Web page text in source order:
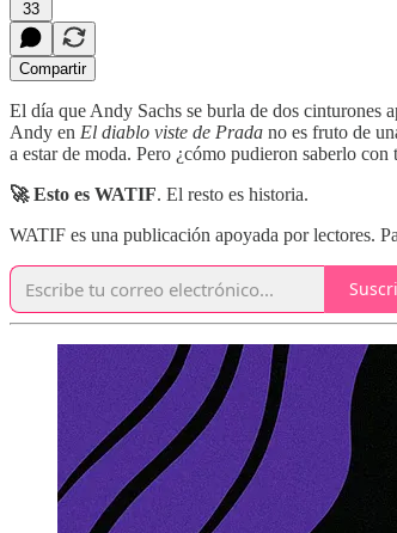
33
Compartir
El día que Andy Sachs se burla de dos cinturones
Andy en El diablo viste de Prada no es fruto de
a estar de moda. Pero ¿cómo pudieron saberlo
🚀 Esto es WATIF. El resto es historia.
WATIF es una publicación apoyada por lectores.